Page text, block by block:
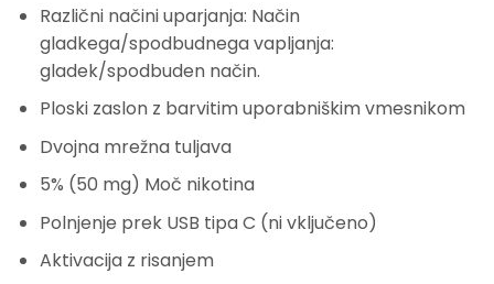
Različni načini uparjanja: Način
gladkega/spodbudnega vapljanja:
gladek/spodbuden način.
Ploski zaslon z barvitim uporabniškim vmesnikom
Dvojna mrežna tuljava
5% (50 mg) Moč nikotina
Polnjenje prek USB tipa C (ni vključeno)
Aktivacija z risanjem